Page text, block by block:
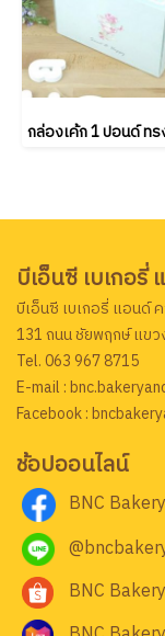
บีเอ็นซี เบเกอรี่
บีเอ็นซี เบเกอรี่ แอนด์
131 ถนน ชัยพฤกษ์ แข
Tel. 063 967 8715
E-mail :
Facebook :
ช้อปออนไลน์
BNC
BNC